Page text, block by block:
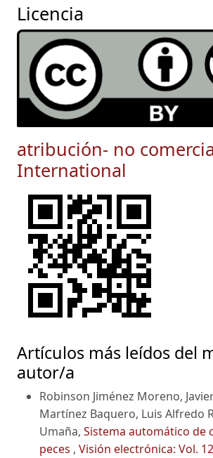
Licencia
atribución- no
International
Artículos más leídos del
autor/a
Robinson Jiménez Moreno,
Martínez Baquero, Luis Alfredo
Umaña, Sistema automático de
peces , Visión electrónica: Vol.